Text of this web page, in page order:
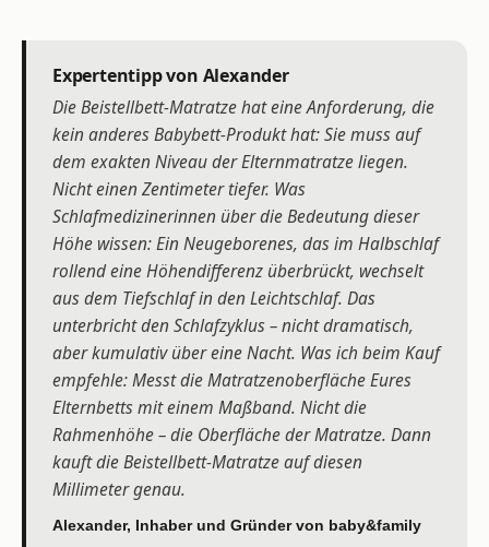
Expertentipp von Alexander
Die Beistellbett-Matratze hat eine Anforderung, die
kein anderes Babybett-Produkt hat: Sie muss auf
dem exakten Niveau der Elternmatratze liegen.
Nicht einen Zentimeter tiefer. Was
Schlafmedizinerinnen über die Bedeutung dieser
Höhe wissen: Ein Neugeborenes, das im Halbschlaf
rollend eine Höhendifferenz überbrückt, wechselt
aus dem Tiefschlaf in den Leichtschlaf. Das
unterbricht den Schlafzyklus – nicht dramatisch,
aber kumulativ über eine Nacht. Was ich beim Kauf
empfehle: Messt die Matratzenoberfläche Eures
Elternbetts mit einem Maßband. Nicht die
Rahmenhöhe – die Oberfläche der Matratze. Dann
kauft die Beistellbett-Matratze auf diesen
Millimeter genau.
Alexander, Inhaber und Gründer von baby&family